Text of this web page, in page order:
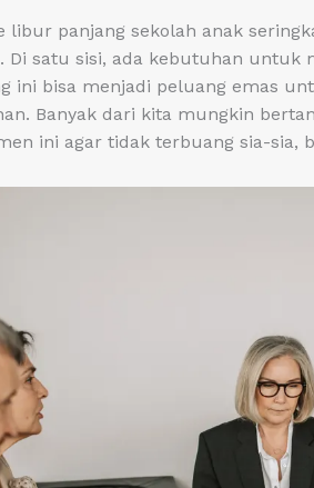
libur panjang sekolah anak
Di satu sisi, ada kebutuhan
ini bisa menjadi peluang emas
Banyak dari kita mungkin
ini agar tidak terbuang sia-sia,